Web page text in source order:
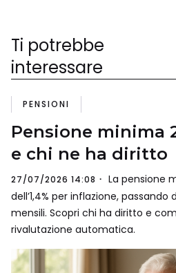
Ti potrebbe
interessare
PENSIONI
Pensione minima
e chi ne ha diritto
27/07/2026 14:08
La pensione
dell’1,4% per inflazione, passando
mensili. Scopri chi ha diritto e
rivalutazione automatica.